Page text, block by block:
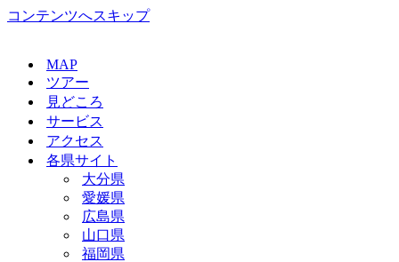
コンテンツへスキップ
MAP
ツアー
見どころ
サービス
アクセス
各県サイト
大分県
愛媛県
広島県
山口県
福岡県